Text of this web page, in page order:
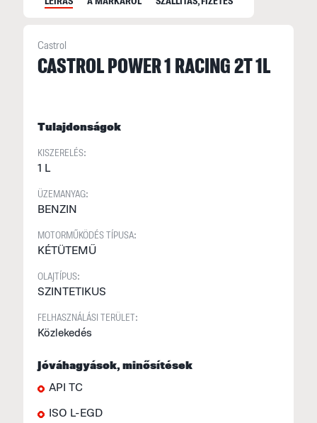
Castrol
CASTROL POWER 1 RACING 2T 1L
Tulajdonságok
KISZERELÉS:
1 L
ÜZEMANYAG:
BENZIN
MOTORMŰKÖDÉS TÍPUSA:
KÉTÜTEMŰ
OLAJTÍPUS:
SZINTETIKUS
FELHASZNÁLÁSI TERÜLET:
Közlekedés
Jóváhagyások, minősítések
API TC
ISO L-EGD